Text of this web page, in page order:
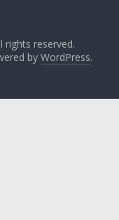
rights reserved.
by WordPress.